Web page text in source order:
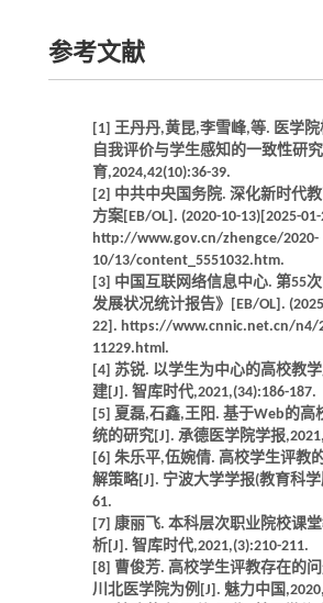
参考文献
[1] 王丹丹,黄昆,李雪峰,等. 医学
自我评价与学生感知的一致性研
育,2024,42(10):36-39.
[2] 中共中央国务院. 深化新时代
方案[EB/OL]. (2020-10-13)[2025-
http://www.gov.cn/zhengce/2020-
10/13/content_5551032.htm.
[3] 中国互联网络信息中心. 第55
发展状况统计报告》[EB/OL].
22]. https://www.cnnic.net.cn/n4/
11229.html.
[4] 苏锐. 以学生为中心的高校教
建[J]. 智库时代,2021,(34):186-187.
[5] 夏磊,石鑫,王阳. 基于Web的高
统的研究[J]. 承德医学院学报
[6] 朱乐平,伍婉倩. 高校学生评教
解策略[J]. 宁波大学学报(教育科学
61.
[7] 康丽飞. 本科层次职业院校课
析[J]. 智库时代,2021,(3):210-211.
[8] 曹俊芳. 高校学生评教存在的
川北医学院为例[J]. 魅力中国